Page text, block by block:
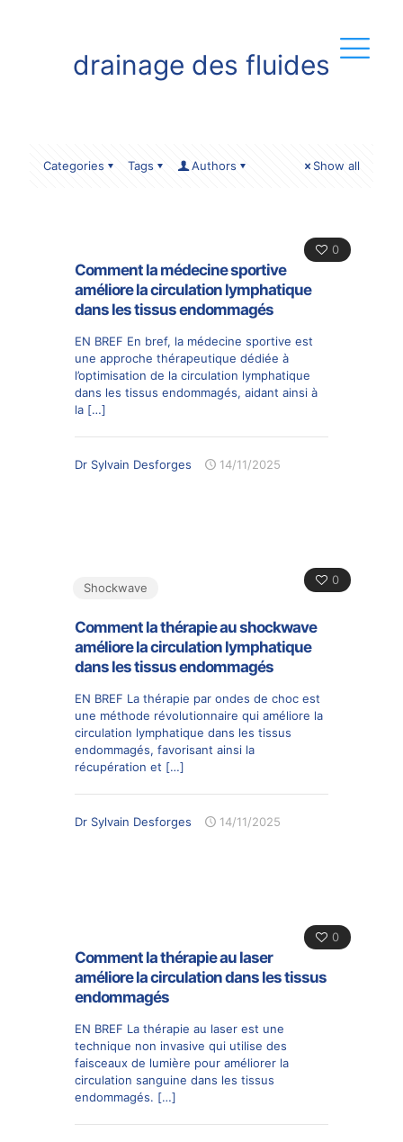
drainage des fluides
Categories Tags Authors Show all
0
Comment la médecine sportive
améliore la circulation lymphatique
dans les tissus endommagés
EN BREF En bref, la médecine sportive est
une approche thérapeutique dédiée à
l’optimisation de la circulation lymphatique
dans les tissus endommagés, aidant ainsi à
la […]
Dr Sylvain Desforges 14/11/2025
0
Shockwave
Comment la thérapie au shockwave
améliore la circulation lymphatique
dans les tissus endommagés
EN BREF La thérapie par ondes de choc est
une méthode révolutionnaire qui améliore la
circulation lymphatique dans les tissus
endommagés, favorisant ainsi la
récupération et […]
Dr Sylvain Desforges 14/11/2025
0
Comment la thérapie au laser
améliore la circulation dans les tissus
endommagés
EN BREF La thérapie au laser est une
technique non invasive qui utilise des
faisceaux de lumière pour améliorer la
circulation sanguine dans les tissus
endommagés. […]